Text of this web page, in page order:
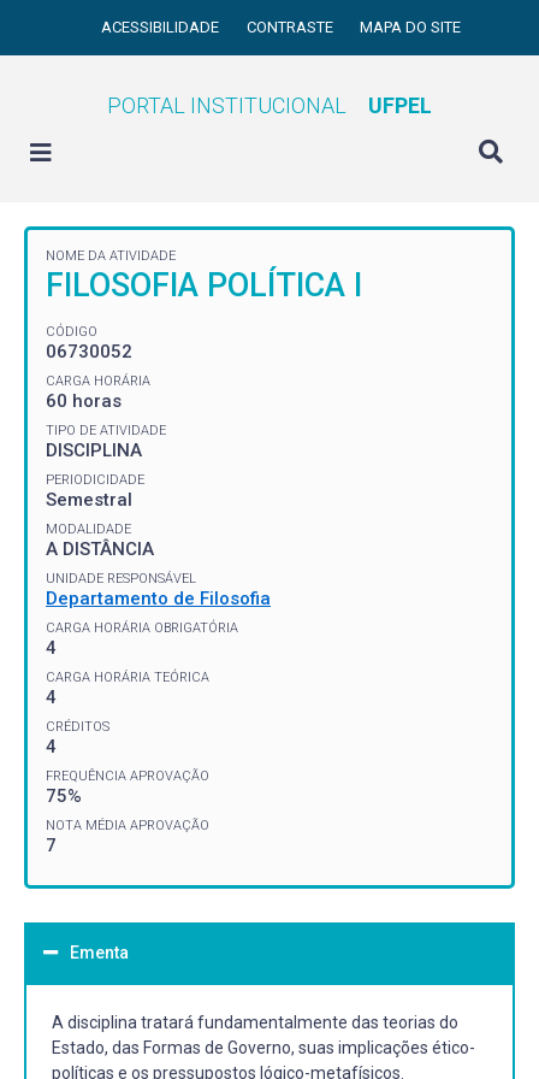
ACESSIBILIDADE CONTRASTE MAPA DO SITE
PORTAL INSTITUCIONAL UFPEL
NOME DA ATIVIDADE
FILOSOFIA POLÍTICA I
CÓDIGO
06730052
CARGA HORÁRIA
60 horas
TIPO DE ATIVIDADE
DISCIPLINA
PERIODICIDADE
Semestral
MODALIDADE
A DISTÂNCIA
UNIDADE RESPONSÁVEL
Departamento de Filosofia
CARGA HORÁRIA OBRIGATÓRIA
4
CARGA HORÁRIA TEÓRICA
4
CRÉDITOS
4
FREQUÊNCIA APROVAÇÃO
75%
NOTA MÉDIA APROVAÇÃO
7
Ementa
A disciplina tratará fundamentalmente das teorias do
Estado, das Formas de Governo, suas implicações ético-
políticas e os pressupostos lógico-metafísicos.